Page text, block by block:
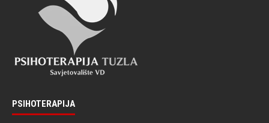
PSIHOTERAPIJA